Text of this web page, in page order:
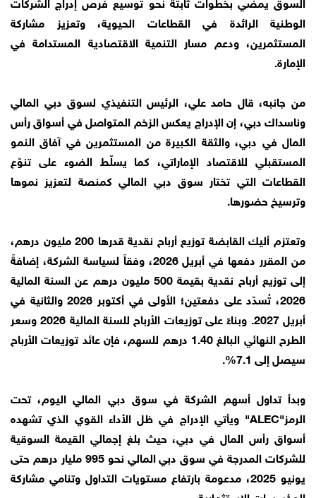
الوطنية الرائدة في القطاعات الحيوية، وتعزيز مشاركة
المستثمرين، ودعم مسار التنمية الاقتصادية المستدامة في
الإمارة.
من جانبه، قال حامد علي، الرئيس التنفيذي لسوق دبي المالي
وناسداك دبي، إن الإدراج يعكس الزخم المتواصل في أسواق رأس
المال في دبي، والثقة الكبيرة من المستثمرين في آفاق النمو
المستقبلي للاقتصاد الإماراتي، كما يسلّط الضوء على تنوّع
القطاعات التي تختار سوق دبي المالي كمنصة لتعزيز نموها
وترسيخ حضورها.
وتعتزم أليك القابضة توزيع أرباح نقدية قدرها 200 مليون درهم،
من المقرر دفعها في أبريل 2026، وفقاً لسياسة الشركة، إضافةً
إلى توزيع أرباح نقدية بقيمة 500 مليون درهم عن السنة المالية
2026، تُسدّد على دفعتين؛ الأولى في أكتوبر 2026 والثانية في
أبريل 2027. وبناءً على توزيعات الأرباح للسنة المالية 2026 وسعر
الطرح النهائي البالغ 1.40 درهم للسهم، فإن عائد توزيعات الأرباح
سيصل إلى 7.1%.
وبدأ تداول أسهم الشركة في سوق دبي المالي اليوم، تحت
الرمز"ALEC" ويأتي الإدراج في ظل الأداء القوي الذي تشهده
أسواق رأس المال في دبي، حيث بلغ إجمالي القيمة السوقية
للشركات المدرجة في سوق دبي المالي نحو 995 مليار درهم حتى
يونيو 2025، مدعومة بارتفاع مستويات التداول وتنامي مشاركة